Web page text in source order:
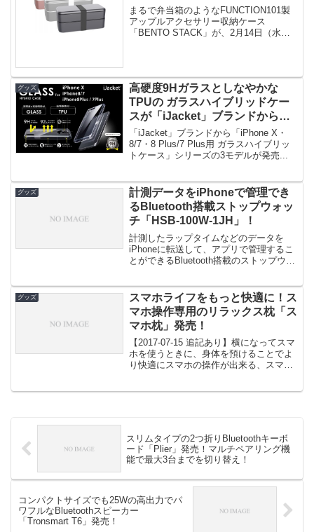
で統一されたオシャレな小物ケー
ス！
まるで弁当箱のようなFUNCTION101製
アップルアクセサリー収納ケース
「BENTO STACK」が、2月14日（水）
グッズ
高硬度9Hガラスとしなやかな
TPUの ガラスハイブリッドケー
スが「iJacket」ブランドから発
売！iPhoneの魅力を最大限に生
かせるケース！
「iJacket」ブランドから「iPhone X・
8/7・8 Plus/7 Plus用 ガラスハイブリッ
トケース」シリーズの3モデルが発売...
グッズ
計測データをiPhoneで管理でき
るBluetooth搭載ストップウォッ
チ「HSB-100W-1JH」！
計測したラップタイムなどのデータを
iPhoneに転送して、アプリで管理するこ
とができるBluetooth搭載のストップウォ
グッズ
スマホライフをもっと快適に！ス
マホ操作専用のリラックス枕「ス
マホ枕」発売！
【2017-07-15 追記あり】横になってスマ
ホを使うときに、身体を預けることでよ
り快適にスマホの操作が出来る、スマホ
スリムタイプの2つ折りBluetoothキーボ
ード「Plier」発売！マルチペアリング機
能で最大3台までを切り替え！
コンパクトサイズでも25Wの高出力でパ
ワフルなBluetoothスピーカー
「Tronsmart T6」発売！